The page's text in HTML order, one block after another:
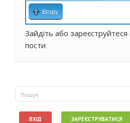
Вгору
Зайдіть або зареєструйтеся
пости
Пошукова
Пошук
ВХІД ЗАРЕЄСТРУВАТИСЯ